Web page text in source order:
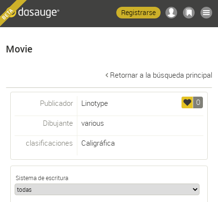
Registrarse
Movie
Retornar a la búsqueda principal
0
Publicador Linotype
Dibujante various
clasificaciones Caligráfica
Sistema de escritura